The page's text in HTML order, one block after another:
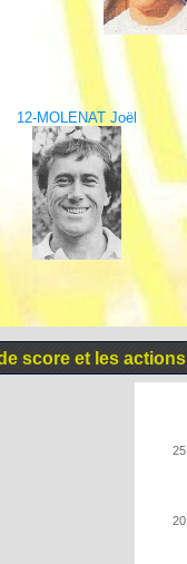
12-MOLENAT Joël
score et les actions
20
25